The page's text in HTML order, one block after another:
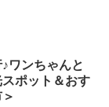
ワンちゃんと
ポット＆おす